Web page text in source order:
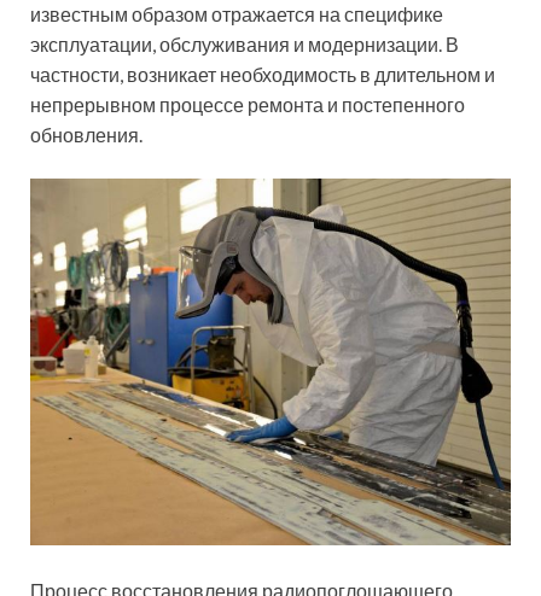
известным образом отражается на специфике
эксплуатации, обслуживания и модернизации. В
частности, возникает необходимость в длительном и
непрерывном процессе ремонта и постепенного
обновления.
Процесс восстановления радиопоглощающего